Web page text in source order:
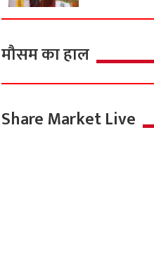
मौसम का हाल
Share Market Live